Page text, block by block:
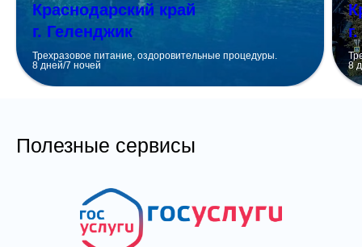
Краснодарский край
г. Геленджик
Трехразовое питание, оздоровительные процедуры.
8 дней/7 ночей
8
Полезные сервисы